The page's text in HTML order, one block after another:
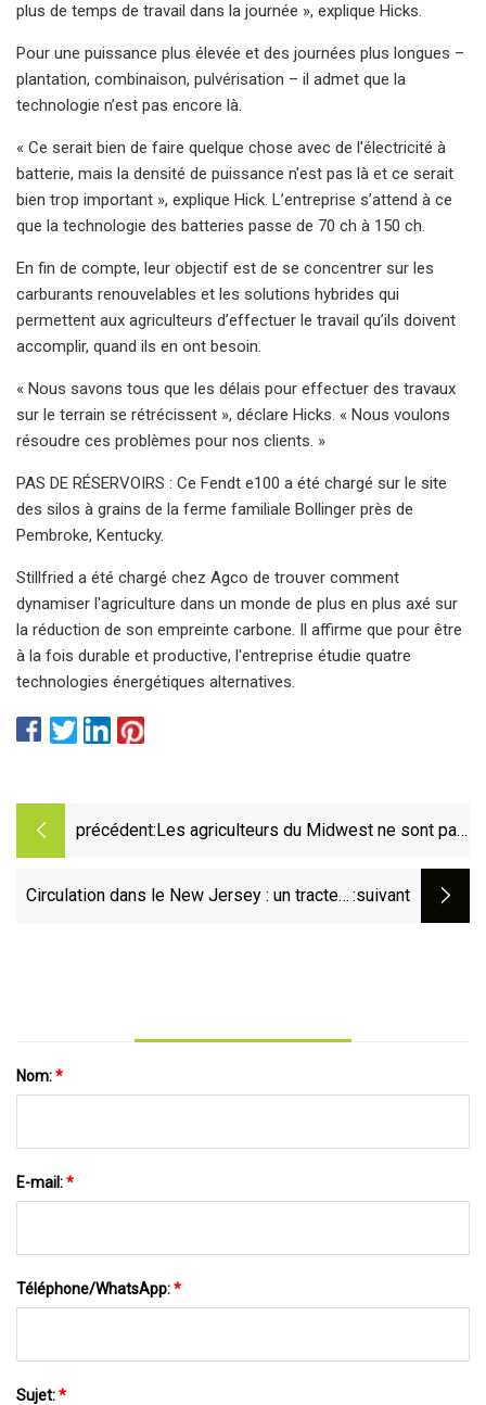
plus de temps de travail dans la journée », explique Hicks.
Pour une puissance plus élevée et des journées plus longues –
plantation, combinaison, pulvérisation – il admet que la
technologie n’est pas encore là.
« Ce serait bien de faire quelque chose avec de l'électricité à
batterie, mais la densité de puissance n'est pas là et ce serait
bien trop important », explique Hick. L’entreprise s’attend à ce
que la technologie des batteries passe de 70 ch à 150 ch.
En fin de compte, leur objectif est de se concentrer sur les
carburants renouvelables et les solutions hybrides qui
permettent aux agriculteurs d’effectuer le travail qu’ils doivent
accomplir, quand ils en ont besoin.
« Nous savons tous que les délais pour effectuer des travaux
sur le terrain se rétrécissent », déclare Hicks. « Nous voulons
résoudre ces problèmes pour nos clients. »
PAS DE RÉSERVOIRS : Ce Fendt e100 a été chargé sur le site
des silos à grains de la ferme familiale Bollinger près de
Pembroke, Kentucky.
Stillfried a été chargé chez Agco de trouver comment
dynamiser l'agriculture dans un monde de plus en plus axé sur
la réduction de son empreinte carbone. Il affirme que pour être
à la fois durable et productive, l'entreprise étudie quatre
technologies énergétiques alternatives.
précédent: Les agriculteurs du Midwest ne sont pas
tracteurs. Et beaucoup ont raison
Circulation dans le New Jersey : un tracteur :suivant
Nom:*
E-mail:*
Téléphone/WhatsApp:*
Sujet:*